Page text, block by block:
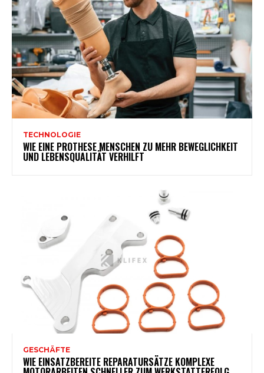
TECHNOLOGIE
WIE EINE PROTHESE MENSCHEN ZU MEHR BEWEGLICHKEIT
UND LEBENSQUALITÄT VERHILFT
GESCHÄFTE
WIE EINSATZBEREITE REPARATURSÄTZE KOMPLEXE